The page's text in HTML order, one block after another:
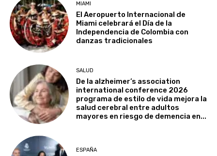
MIAMI
El Aeropuerto Internacional de
Miami celebrará el Día de la
Independencia de Colombia con
danzas tradicionales
SALUD
De la alzheimer’s association
international conference 2026
programa de estilo de vida mejora la
salud cerebral entre adultos
mayores en riesgo de demencia en...
ESPAÑA